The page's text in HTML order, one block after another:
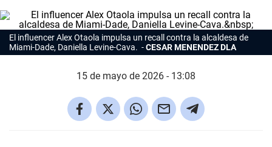
El influencer Alex Otaola impulsa un recall contra la alcaldesa de
Miami-Dade, Daniella Levine-Cava.
CESAR MENENDEZ DLA
15 de mayo de 2026 - 13:08